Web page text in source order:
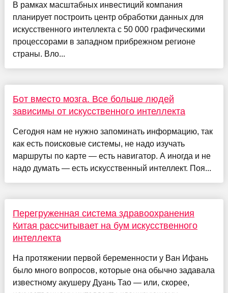
В рамках масштабных инвестиций компания
планирует построить центр обработки данных для
искусственного интеллекта с 50 000 графическими
процессорами в западном прибрежном регионе
страны. Вло...
Бот вместо мозга. Все больше людей
зависимы от искусственного интеллекта
Сегодня нам не нужно запоминать информацию, так
как есть поисковые системы, не надо изучать
маршруты по карте — есть навигатор. А иногда и не
надо думать — есть искусственный интеллект. Поя...
Перегруженная система здравоохранения
Китая рассчитывает на бум искусственного
интеллекта
На протяжении первой беременности у Ван Ифань
было много вопросов, которые она обычно задавала
известному акушеру Дуань Тао — или, скорее,